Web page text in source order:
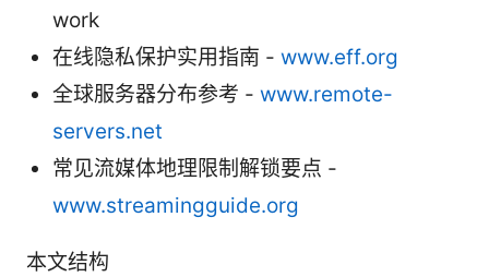
work
在线隐私保护实用指南 - www.eff.org
全球服务器分布参考 - www.remote-
servers.net
常见流媒体地理限制解锁要点 -
www.streamingguide.org
本文结构